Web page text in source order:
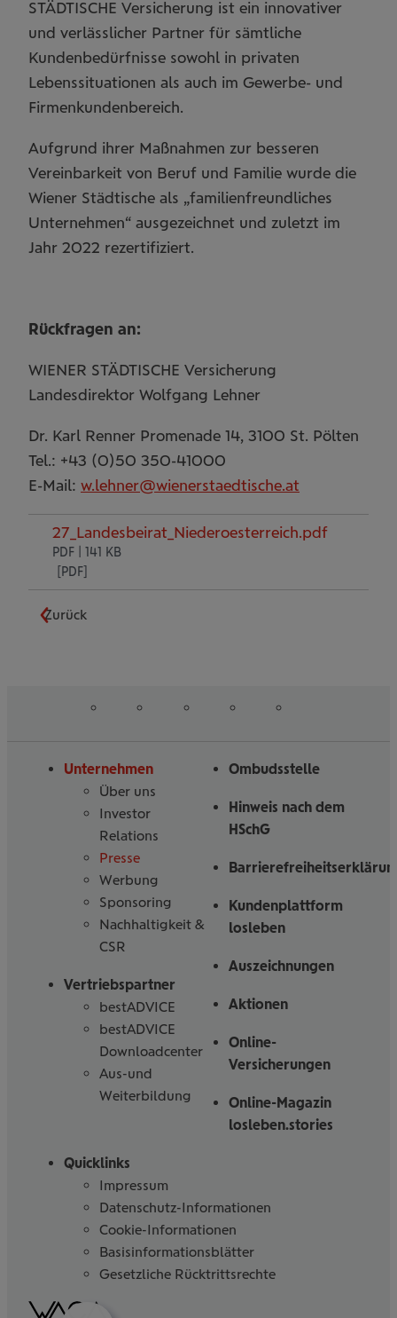
STÄDTISCHE Versicherung ist ein innovativer
und verlässlicher Partner für sämtliche
Kundenbedürfnisse sowohl in privaten
Lebenssituationen als auch im Gewerbe- und
Firmenkundenbereich.
Aufgrund ihrer Maßnahmen zur besseren
Vereinbarkeit von Beruf und Familie wurde die
Wiener Städtische als „familienfreundliches
Unternehmen“ ausgezeichnet und zuletzt im
Jahr 2022 rezertifiziert.
Rückfragen an:
WIENER STÄDTISCHE Versicherung
Landesdirektor Wolfgang Lehner
Dr. Karl Renner Promenade 14, 3100 St. Pölten
Tel.: +43 (0)50 350-41000
E-Mail: w.lehner@wienerstaedtische.at
27_Landesbeirat_Niederoesterreich.pdf
PDF | 141 KB
Zurück
Unternehmen
Über uns
Investor
Relations
Presse
Werbung
Sponsoring
Nachhaltigkeit &
CSR
Vertriebspartner
bestADVICE
bestADVICE
Downloadcenter
Aus-und
Weiterbildung
Ombudsstelle
Hinweis nach dem
HSchG
Kundenplattform
losleben
Auszeichnungen
Aktionen
Online-
Versicherungen
Online-Magazin
losleben.stories
Quicklinks
Impressum
Datenschutz-Informationen
Cookie-Informationen
Basisinformationsblätter
Gesetzliche Rücktrittsrechte
uns
Barrierefreiheitserklärung